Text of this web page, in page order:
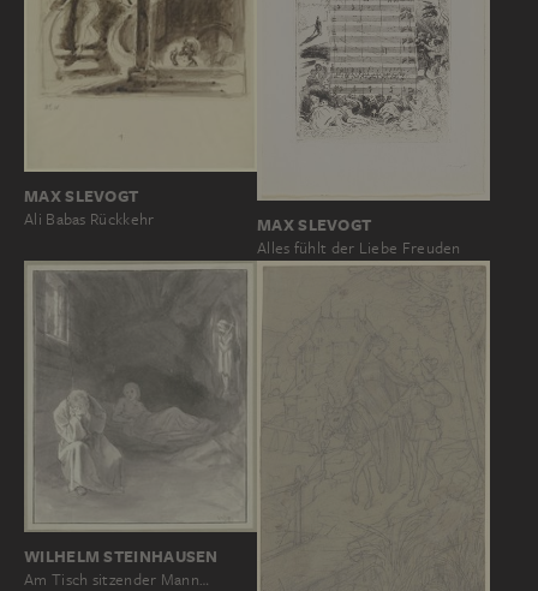
MAX SLEVOGT
Ali Babas Rückkehr MAX SLEVOGT
Alles fühlt der Liebe Freuden
WILHELM STEINHAUSEN
Am Tisch sitzender Mann…